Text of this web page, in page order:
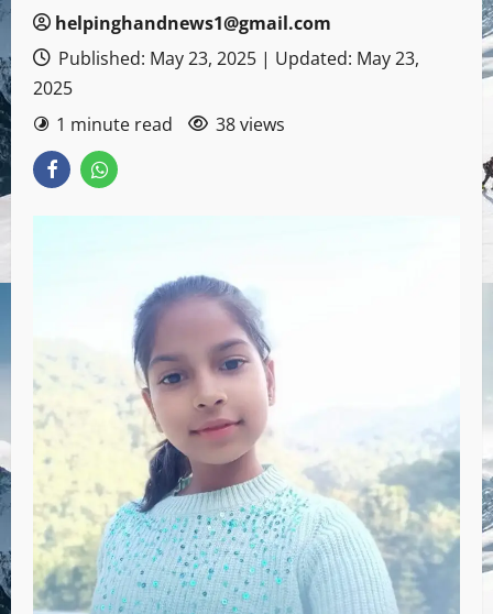
helpinghandnews1@gmail.com
Published: May 23, 2025 | Updated: May 23,
2025
1 minute read
38 views